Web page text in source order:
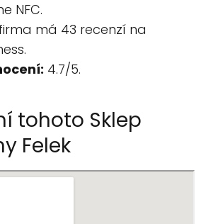
NFC.
má 43 recenzí na
4.7/5.
tohoto Sklep
Felek